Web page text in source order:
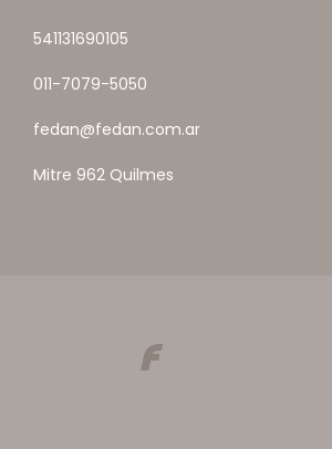
541131690105
011-7079-5050
fedan@fedan.com.ar
Mitre 962 Quilmes